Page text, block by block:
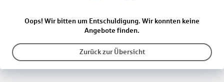
Oops! Wir bitten um Entschuldigung. Wir konnten keine
Angebote finden.
Zurück zur Übersicht